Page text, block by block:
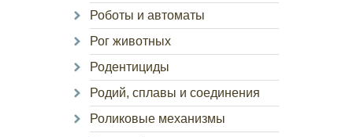
Роботы и автоматы
Рог животных
Родентициды
Родий, сплавы и соединения
Роликовые механизмы